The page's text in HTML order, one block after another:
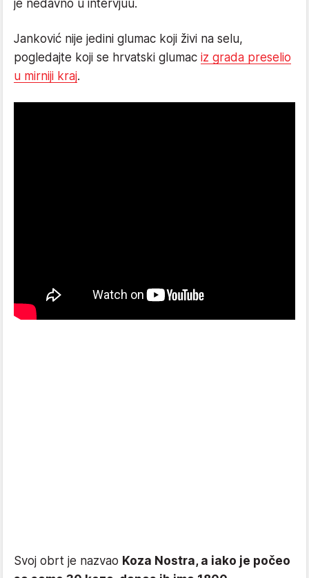
je nedavno u intervjuu.
Janković nije jedini glumac koji živi na selu,
pogledajte koji se hrvatski glumac iz grada preselio
u mirniji kraj.
Svoj obrt je nazvao Koza Nostra, a iako je počeo